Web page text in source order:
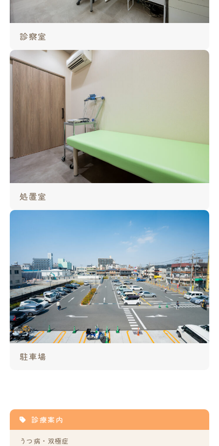
診察室
処置室
駐車場
診療案内
うつ病・双極症